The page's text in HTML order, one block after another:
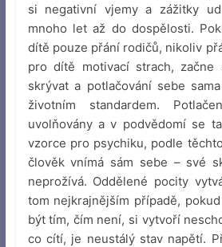
si negativní vjemy a zážitky
mnoho let až do dospělosti.
dítě pouze přání rodičů, nikoliv
pro dítě motivací strach,
skrývat a potlačování sebe
životním standardem.
uvolňovány a v podvědomí se
vzorce pro psychiku, podle
člověk vnímá sám sebe – své
neprožívá. Oddělené pocity
tom nejkrajnějším případě,
být tím, čím není, si vytvoří
co cítí, je neustálý stav napětí.